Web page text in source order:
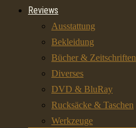
Reviews
Ausstattung
Bekleidung
Bücher & Zeitschriften
Diverses
DVD & BluRay
Rucksäcke & Taschen
Werkzeuge